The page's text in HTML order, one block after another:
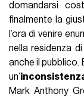
domandarsi
finalmente la
l’ora di venire
nella residenza
anche il pubblico.
un’
Mark Anthony